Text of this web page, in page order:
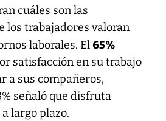
cuáles son las
los trabajadores valoran
laborales. El 65%
satisfacción en su trabajo
a sus compañeros,
señaló que disfruta
largo plazo.